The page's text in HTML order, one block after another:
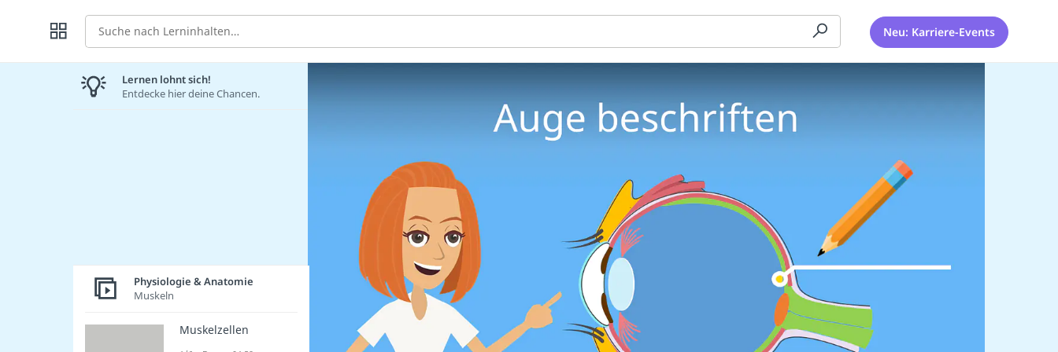
Suche Neu: Karriere-Events
Lernen lohnt sich!
Entdecke hier deine Chancen.
Physiologie & Anatomie
Muskeln
Muskelzellen